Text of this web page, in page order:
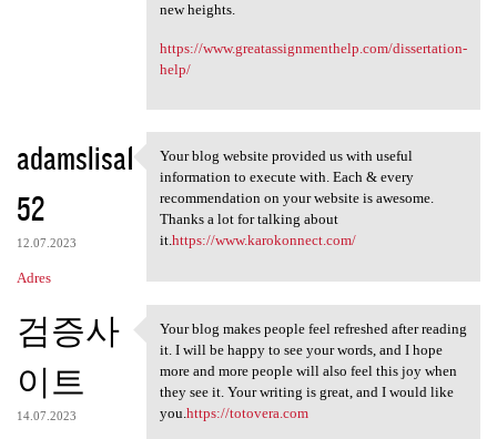
new heights.
https://www.greatassignmenthelp.com/dissertation-
help/
adamslisa1
52
12.07.2023
Adres
Your blog website provided us
Your blog website provided us with useful
information to execute with. Each & every
recommendation on your website is awesome.
Thanks a lot for talking about
it.https://www.karokonnect.com/
검증사
이트
14.07.2023
Your blog makes people feel
Your blog makes people feel refreshed after reading
it. I will be happy to see your words, and I hope
more and more people will also feel this joy when
they see it. Your writing is great, and I would like
you.https://totovera.com